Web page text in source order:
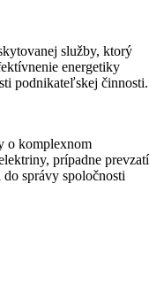
služby, ktorý
energetiky
podnikateľskej činnosti.
o komplexnom
prípadne prevzatí
správy spoločnosti